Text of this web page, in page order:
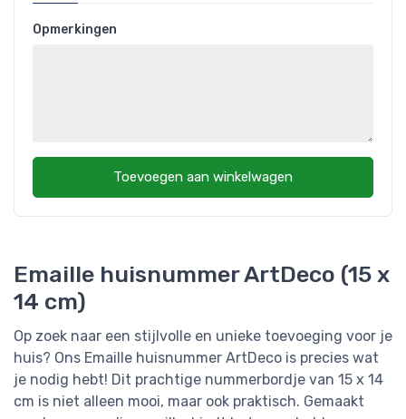
Emaille huisnummer ArtDeco (15 x
14 cm)
Op zoek naar een stijlvolle en unieke toevoeging voor je
huis? Ons Emaille huisnummer ArtDeco is precies wat
je nodig hebt! Dit prachtige nummerbordje van 15 x 14
cm is niet alleen mooi, maar ook praktisch. Gemaakt
Opmerkingen
Toevoegen aan winkelwagen